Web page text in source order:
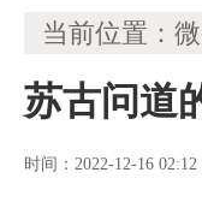
当前位置：
苏古问道
时间：2022-12-16 02:12